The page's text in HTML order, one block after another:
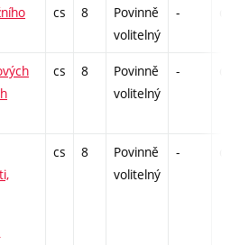
cs 8
Povinně
volitelný
-
cs 8
Povinně
volitelný
-
cs 8
Povinně
volitelný
-